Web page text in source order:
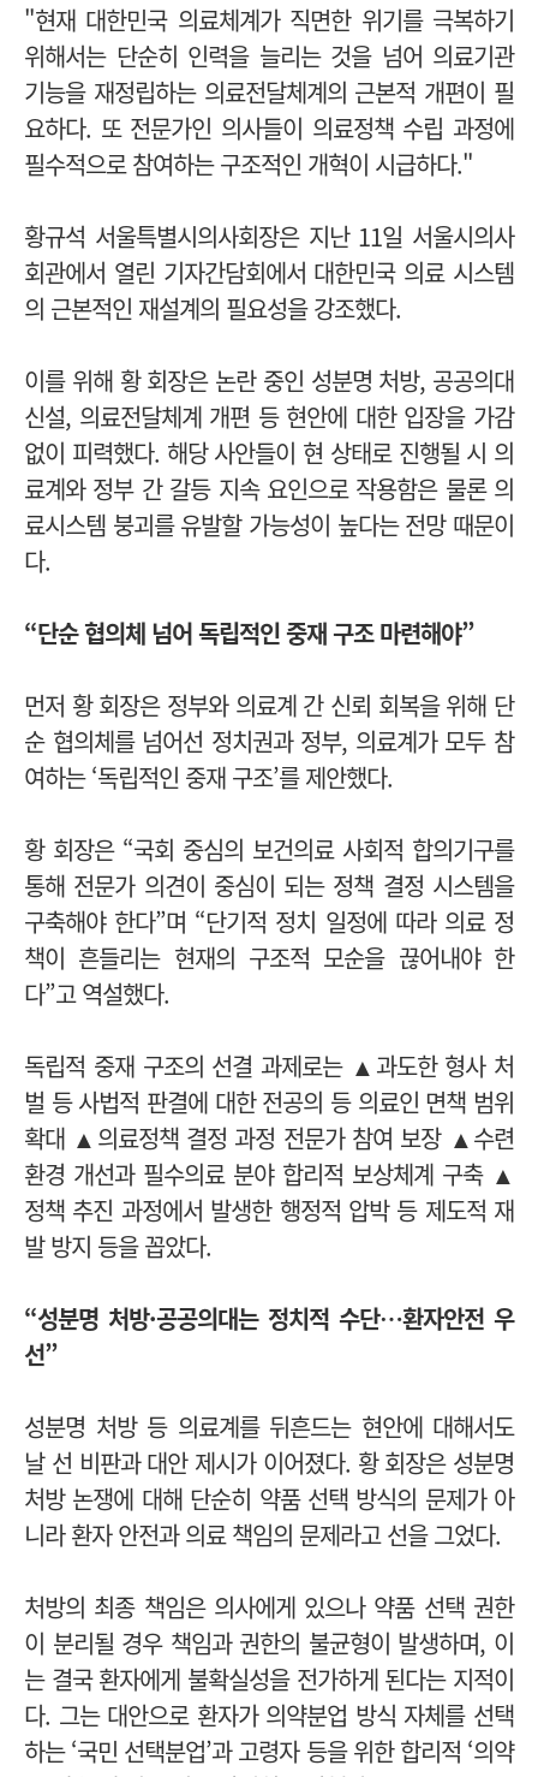
"현재 대한민국 의료체계가 직면한 위기를 극복하기
위해서는 단순히 인력을 늘리는 것을 넘어 의료기관
기능을 재정립하는 의료전달체계의 근본적 개편이 필
요하다. 또 전문가인 의사들이 의료정책 수립 과정에
필수적으로 참여하는 구조적인 개혁이 시급하다."
황규석 서울특별시의사회장은 지난 11일 서울시의사
회관에서 열린 기자간담회에서 대한민국 의료 시스템
의 근본적인 재설계의 필요성을 강조했다.
이를 위해 황 회장은 논란 중인 성분명 처방, 공공의대
신설, 의료전달체계 개편 등 현안에 대한 입장을 가감
없이 피력했다. 해당 사안들이 현 상태로 진행될 시 의
료계와 정부 간 갈등 지속 요인으로 작용함은 물론 의
료시스템 붕괴를 유발할 가능성이 높다는 전망 때문이
다.
“단순 협의체 넘어 독립적인 중재 구조 마련해야”
먼저 황 회장은 정부와 의료계 간 신뢰 회복을 위해 단
순 협의체를 넘어선 정치권과 정부, 의료계가 모두 참
여하는 ‘독립적인 중재 구조’를 제안했다.
황 회장은 “국회 중심의 보건의료 사회적 합의기구를
통해 전문가 의견이 중심이 되는 정책 결정 시스템을
구축해야 한다”며 “단기적 정치 일정에 따라 의료 정
책이 흔들리는 현재의 구조적 모순을 끊어내야 한
다”고 역설했다.
독립적 중재 구조의 선결 과제로는 ▲과도한 형사 처
벌 등 사법적 판결에 대한 전공의 등 의료인 면책 범위
확대 ▲의료정책 결정 과정 전문가 참여 보장 ▲수련
환경 개선과 필수의료 분야 합리적 보상체계 구축 ▲
정책 추진 과정에서 발생한 행정적 압박 등 제도적 재
발 방지 등을 꼽았다.
“성분명 처방·공공의대는 정치적 수단…환자안전 우
선”
성분명 처방 등 의료계를 뒤흔드는 현안에 대해서도
날 선 비판과 대안 제시가 이어졌다. 황 회장은 성분명
처방 논쟁에 대해 단순히 약품 선택 방식의 문제가 아
니라 환자 안전과 의료 책임의 문제라고 선을 그었다.
처방의 최종 책임은 의사에게 있으나 약품 선택 권한
이 분리될 경우 책임과 권한의 불균형이 발생하며, 이
는 결국 환자에게 불확실성을 전가하게 된다는 지적이
다. 그는 대안으로 환자가 의약분업 방식 자체를 선택
하는 ‘국민 선택분업’과 고령자 등을 위한 합리적 ‘의약